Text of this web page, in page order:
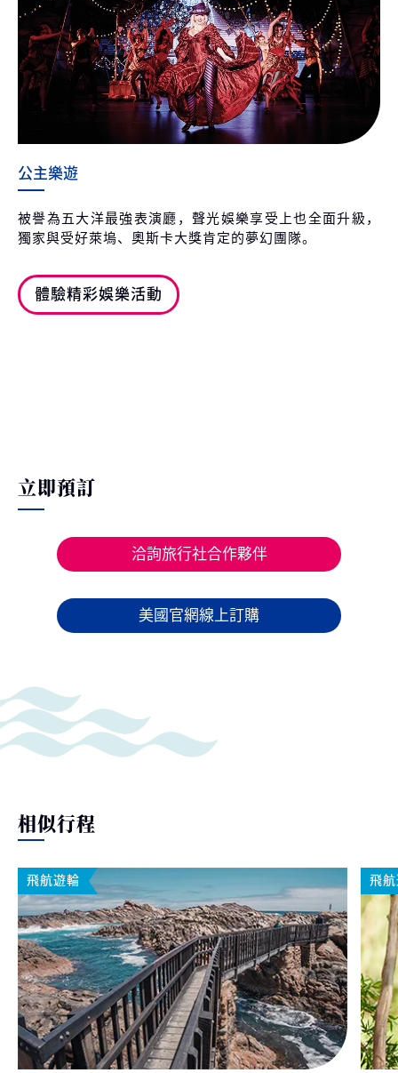
公主樂遊
被譽為五大洋最強表演廳，聲光娛樂享受上也全面升級，
獨家與受好萊塢、奧斯卡大獎肯定的夢幻團隊。
體驗精彩娛樂活動
立即預訂
洽詢旅行社合作夥伴
美國官網線上訂購
相似行程
飛航遊輪 飛